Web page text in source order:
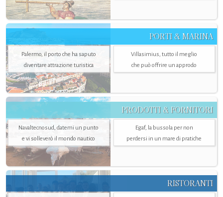
PORTI & MARINA
Palermo, il porto che ha saputo
diventare attrazione turistica
Villasimius, tutto il meglio
che può offrire un approdo
PRODOTTI & FORNITORI
Navaltecnosud, datemi un punto
e vi solleverò il mondo nautico
Egaf, la bussola per non
perdersi in un mare di pratiche
RISTORANTI